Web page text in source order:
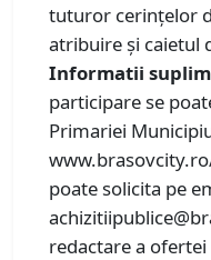
tuturor cerințelor
atribuire și caietul
Informatii
participare se
Primariei
poate solicita pe
redactare a